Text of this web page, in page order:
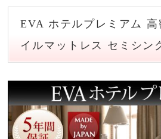
EVA ホテルプレミアム 高
イルマットレス セミシン